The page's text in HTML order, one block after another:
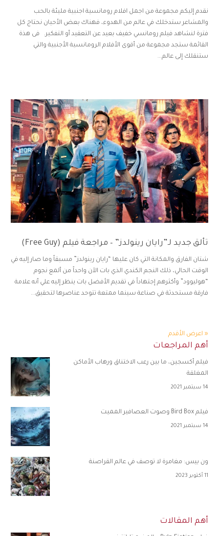
نقدم إليكم مجموعة من اجمل افلام رومانسية اجنبية مليئة بالحب
والمشاعر ستدخلك في عالم من الهدوء، فهناك بعض الأحيان نحتاج كل
فترة لنشاهد فيلم رومانسي خفيف بعيد عن التعقيد أو التفكير. فى هذة
القائمة ستجد مجموعة من أقوى الأفلام الرومانسية الأجنبية والتي
ستنقلك إلى عالم...
تألق جديد لـ”رايان رينولدز” – مراجعة فيلم (Free Guy)
شتان الفارق والمكانة التي كان عليها “رايان رينولدز” مسبقاً وما صار إليه في
الوقت الحالي، ذلك النجم الكندي الذي بات الآن واحداً من ألمع نجوم
“هوليوود” وأكثرهم إجتهاداً في تقديم الأفضل بات ينظر إليه علي أنه علامة
فارقة مستحدثة في صناعة سينما ممتعة تتوحد عناصرها لتحقيق...
« اعرض الأقدم
أهم المراجعات
فيلم أكسجين، ما بين رعب الاختناق ورهاب الأماكن
المغلقة
14 سبتمبر 2021
فيلم Bird Box وصوت العصافير المميت
14 سبتمبر 2021
ون بيس: مغامرة لا توصف في عالم القراصنة
11 أكتوبر 2023
أهم المقالات